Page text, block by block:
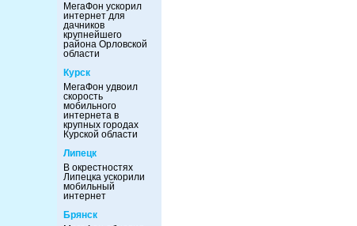
МегаФон ускорил
интернет для
дачников
крупнейшего
района Орловской
области
Курск
МегаФон удвоил
скорость
мобильного
интернета в
крупных городах
Курской области
Липецк
В окрестностях
Липецка ускорили
мобильный
интернет
Брянск